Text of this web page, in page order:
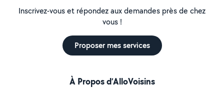
Inscrivez-vous et répondez aux demandes près de chez
vous !
Proposer mes services
À Propos d’AlloVoisins